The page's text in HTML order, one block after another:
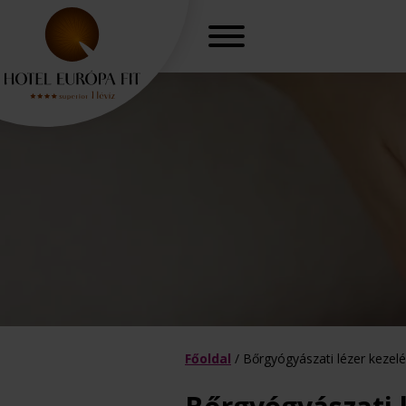
Főoldal / Bőrgyógyászati lézer